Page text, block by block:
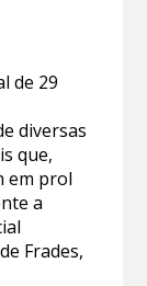
de 29
diversas
que,
em prol
a
Frades,